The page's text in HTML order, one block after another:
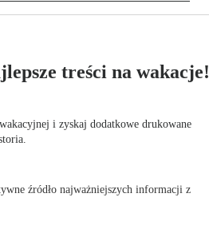
treści na wakacje!
i zyskaj dodatkowe drukowane
źródło najważniejszych informacji z